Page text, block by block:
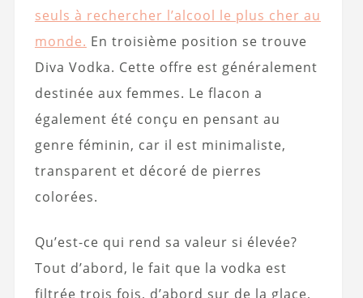
seuls à rechercher l’alcool le plus cher au
monde. En troisième position se trouve
Diva Vodka. Cette offre est généralement
destinée aux femmes. Le flacon a
également été conçu en pensant au
genre féminin, car il est minimaliste,
transparent et décoré de pierres
colorées.
Qu’est-ce qui rend sa valeur si élevée?
Tout d’abord, le fait que la vodka est
filtrée trois fois, d’abord sur de la glace,